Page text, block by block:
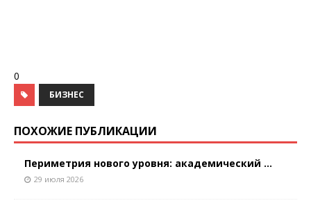
0
БИЗНЕС
ПОХОЖИЕ ПУБЛИКАЦИИ
Периметрия нового уровня: академический ...
29 июля 2026